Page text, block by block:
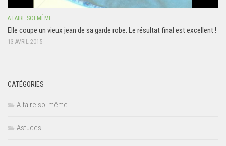
A FAIRE SOI MÊME
Elle coupe un vieux jean de sa garde robe. Le résultat final est excellent !
13 AVRIL 2015
CATÉGORIES
A faire soi même
Astuces